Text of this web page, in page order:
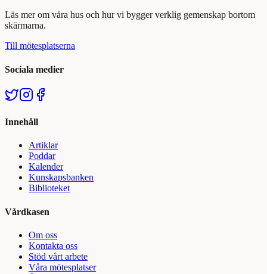
Läs mer om våra hus och hur vi bygger verklig gemenskap bortom
skärmarna.
Till mötesplatserna
Sociala medier
Innehåll
Artiklar
Poddar
Kalender
Kunskapsbanken
Biblioteket
Vårdkasen
Om oss
Kontakta oss
Stöd vårt arbete
Våra mötesplatser